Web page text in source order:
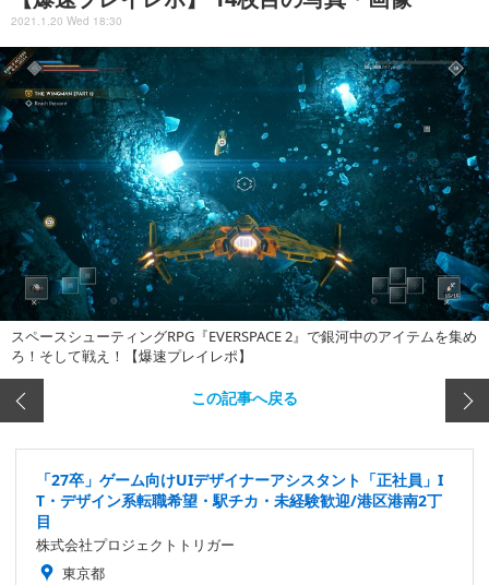
2021.1.20 Wed 18:30
スペースシューティングRPG『EVERSPACE 2』で銀河中のアイテムを集め
ろ！そして戦え！【爆速プレイレポ】
この記事へ戻る
「27卒」ゲーム向けUIデザイナーアシスタント「正社員」I
T・デザイン系転職希望・駅チカ・未経験歓迎/港区港南2丁
目
株式会社プロジェクトトリガー
東京都